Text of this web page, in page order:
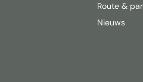
Route &
Nieuws